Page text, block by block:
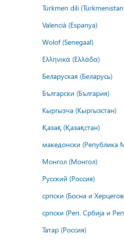
Türkmen dili
Valencià (Espanya)
Wolof (Senegaal)
Ελληνικά (Ελλάδα)
Беларуская (Беларусь)
Български (България)
Кыргызча (Кыргызстан)
Қазақ (Қазақстан)
македонски (Република
Монгол (Монгол)
Русский (Россия)
српски (Босна и
српски (Реп. Србија и
Татар (Россия)